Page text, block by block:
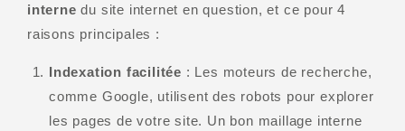
interne du site internet en question, et ce pour 4
raisons principales :
Indexation facilitée : Les moteurs de recherche,
comme Google, utilisent des robots pour explorer
les pages de votre site. Un bon maillage interne